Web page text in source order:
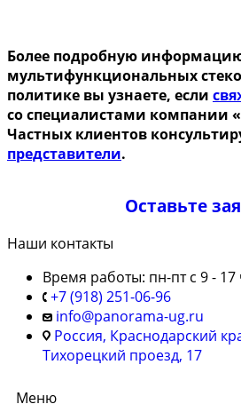
Более подробную
мультифункциональных
политике вы узнаете, если
со специалистами компании
Частных клиентов
представители.
Оставьте
Наши контакты
Время работы: пн-пт с 9 - 17
+7 (918) 251-06-96
info@panorama-ug.ru
Россия, Краснодарский
Тихорецкий проезд, 17
Меню